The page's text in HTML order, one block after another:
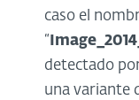
caso el
“
detectado
una variante